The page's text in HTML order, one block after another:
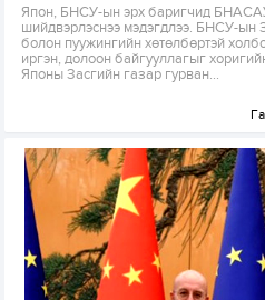
Япон, БНСУ-ын эрх баригчид
шийдвэрлэснээ мэдэгдлээ. БНСУ-ын
болон пуужингийн хөтөлбөртэй
иргэн, долоон байгууллагыг
Японы Засгийн газар гурван...